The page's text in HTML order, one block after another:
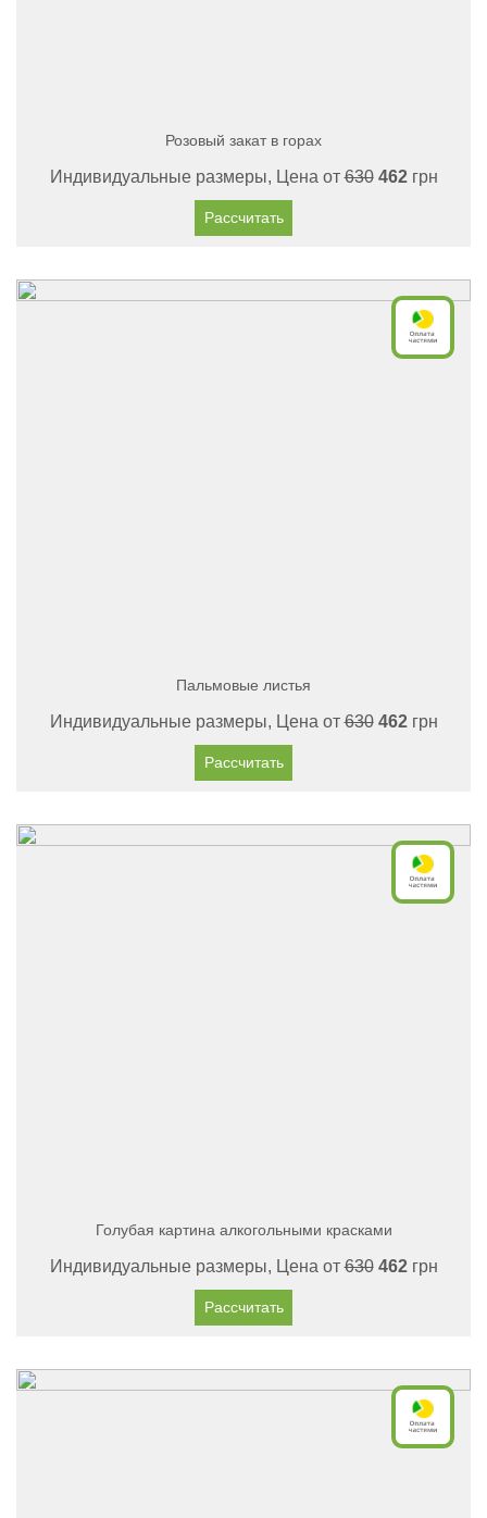
Розовый закат в горах
Индивидуальные размеры, Цена от630 462грн
Рассчитать
Пальмовые листья
Индивидуальные размеры, Цена от630 462грн
Рассчитать
Голубая картина алкогольными красками
Индивидуальные размеры, Цена от630 462грн
Рассчитать